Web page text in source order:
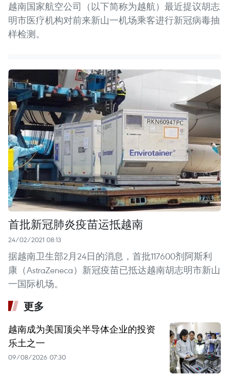
越南国家航空公司（以下简称为越航）最近提议胡志
明市医疗机构对前来新山一机场乘客进行新冠病毒抽
样检测。
首批新冠肺炎疫苗运抵越南
24/02/2021 08:13
据越南卫生部2月24日的消息，首批117600剂阿斯利
康（AstraZeneca）新冠疫苗已抵达越南胡志明市新山
一国际机场。
更多
越南成为美国顶尖半导体企业的投资
乐土之一
09/08/2026 07:30